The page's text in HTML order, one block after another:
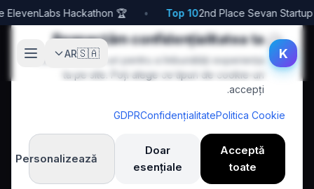
🍪
Respectăm confidențialitatea ta
Folosim cookie-uri pentru a îmbunătăți experiența
ta pe site. Poți alege ce tipuri de cookie-uri
accepți.
Politica Cookie
Confidențialitate
GDPR
Acceptă
toate
Doar
esențiale
Personalizează
Top 10
•
🏆 1st Place ElevenLabs Hackathon
K
🇸🇦
AR
Acasă
Defense
Resources
Webinars